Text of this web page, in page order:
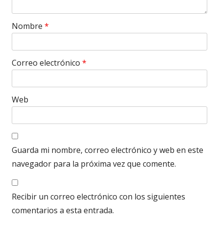
Nombre *
Correo electrónico *
Web
Guarda mi nombre, correo electrónico y web en este
navegador para la próxima vez que comente.
Recibir un correo electrónico con los siguientes
comentarios a esta entrada.